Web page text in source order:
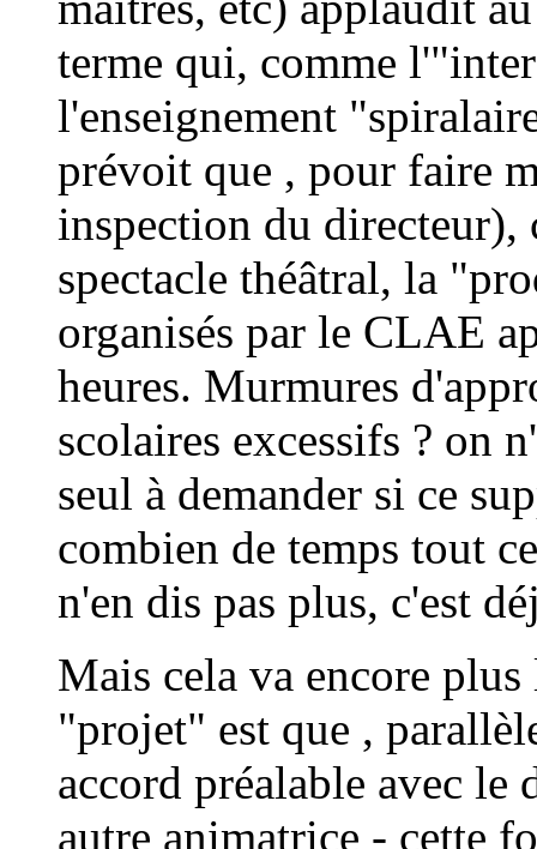
terme qui, comme
l'enseignement
prévoit que , pour faire
inspection du directeur),
spectacle théâtral, la
organisés par le CLAE
heures. Murmures
scolaires excessifs ? on
seul à demander si ce
combien de temps tout
n'en dis pas plus, c'est
Mais cela va encore
"projet" est que ,
accord préalable avec
autre animatrice - cette